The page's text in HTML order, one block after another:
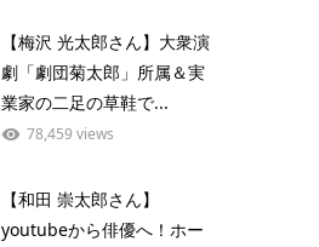
【梅沢 光太郎さん】大衆演
劇「劇団菊太郎」所属＆実
業家の二足の草鞋で...
78,459 views
【和田 崇太郎さん】
youtubeから俳優へ！ホー